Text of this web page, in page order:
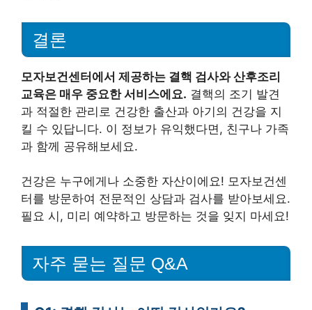
결론
모자보건센터에서 제공하는 결핵 검사와 산후조리
교육은 매우 중요한 서비스에요. 결핵의 조기 발견
과 적절한 관리로 건강한 출산과 아기의 건강을 지
킬 수 있답니다. 이 정보가 유익했다면, 친구나 가족
과 함께 공유해보세요.
건강은 누구에게나 소중한 자산이에요! 모자보건센
터를 방문하여 전문적인 상담과 검사를 받아보세요.
필요 시, 미리 예약하고 방문하는 것을 잊지 마세요!
자주 묻는 질문 Q&A